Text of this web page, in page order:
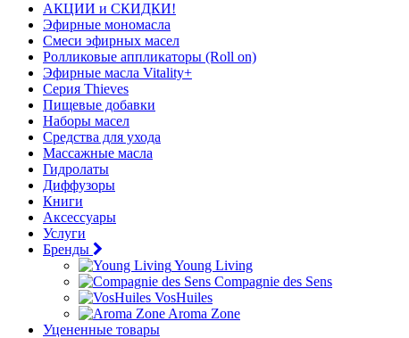
АКЦИИ и СКИДКИ!
Эфирные мономасла
Смеси эфирных масел
Ролликовые аппликаторы (Roll on)
Эфирные масла Vitality+
Серия Thieves
Пищевые добавки
Наборы масел
Средства для ухода
Массажные масла
Гидролаты
Диффузоры
Книги
Аксессуары
Услуги
Бренды
Young Living
Compagnie des Sens
VosHuiles
Aroma Zone
Уцененные товары